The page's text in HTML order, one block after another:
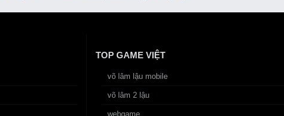
TOP GAME VIỆT
võ lâm lậu mobile
võ lâm 2 lậu
webgame